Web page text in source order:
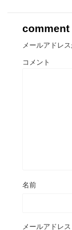
comment
メールアドレ
コメント
名前
メールアドレス